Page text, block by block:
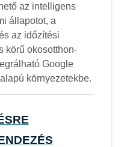
az intelligens
állapotot, a
az időzítési
körű okosotthon-
Google
környezetekbe.